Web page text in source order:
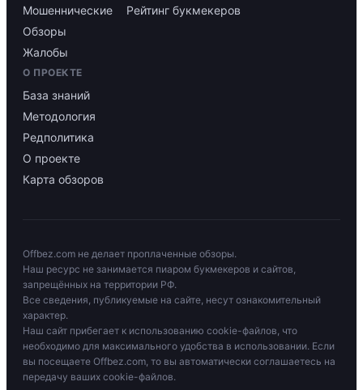
Мошеннические
Обзоры
Жалобы
Рейтинг букмекеров
О ПРОЕКТЕ
База знаний
Методология
Редполитика
О проекте
Карта обзоров
Offbez.com не делает проплаченные обзоры.
Наш ресурс не занимается пиаром букмекеров и сайтов,
запрещённых на территории РФ.
Все сведения, публикуемые на сайте, несут ознакомительный
характер.
Наш сайт прибегает к использованию cookie-файлов, что
необходимо для максимального удобства в использовании. Если
вы посещаете Offbez.com, то вы автоматически соглашаетесь на
передачу ваших cookie-файлов.